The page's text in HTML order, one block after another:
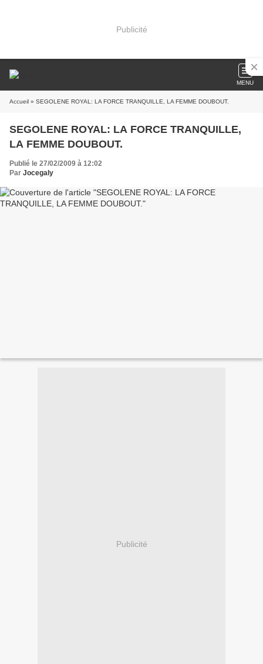
Publicité
MENU
Accueil » SEGOLENE ROYAL: LA FORCE TRANQUILLE, LA FEMME DOUBOUT.
SEGOLENE ROYAL: LA FORCE TRANQUILLE,
LA FEMME DOUBOUT.
Publié le 27/02/2009 à 12:02
Par Jocegaly
Publicité